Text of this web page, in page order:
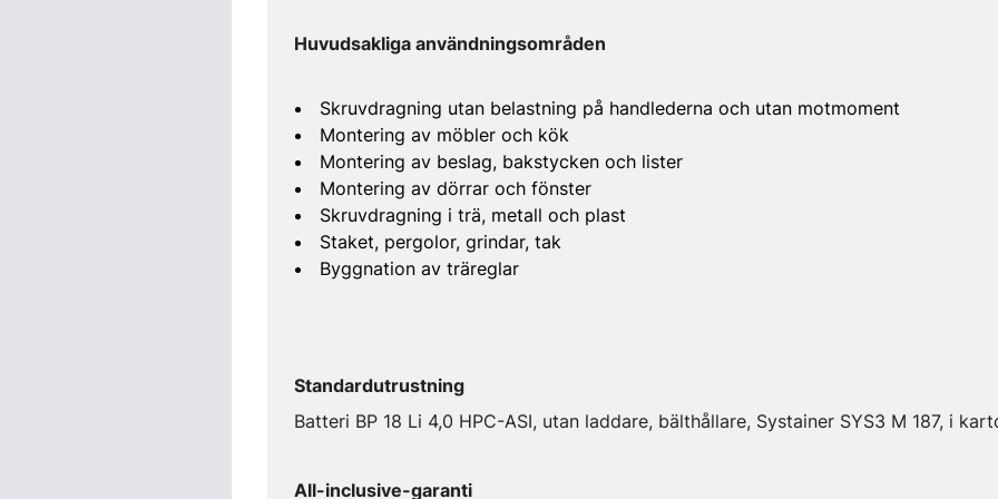
Huvudsakliga användningsområden
Skruvdragning utan belastning på handlederna och utan motmoment
Montering av möbler och kök
Montering av beslag, bakstycken och lister
Montering av dörrar och fönster
Skruvdragning i trä, metall och plast
Staket, pergolor, grindar, tak
Byggnation av träreglar
Standardutrustning
Batteri BP 18 Li 4,0 HPC-ASI, utan laddare, bälthållare, Systainer SYS3 M 187, i
All-inclusive-garanti